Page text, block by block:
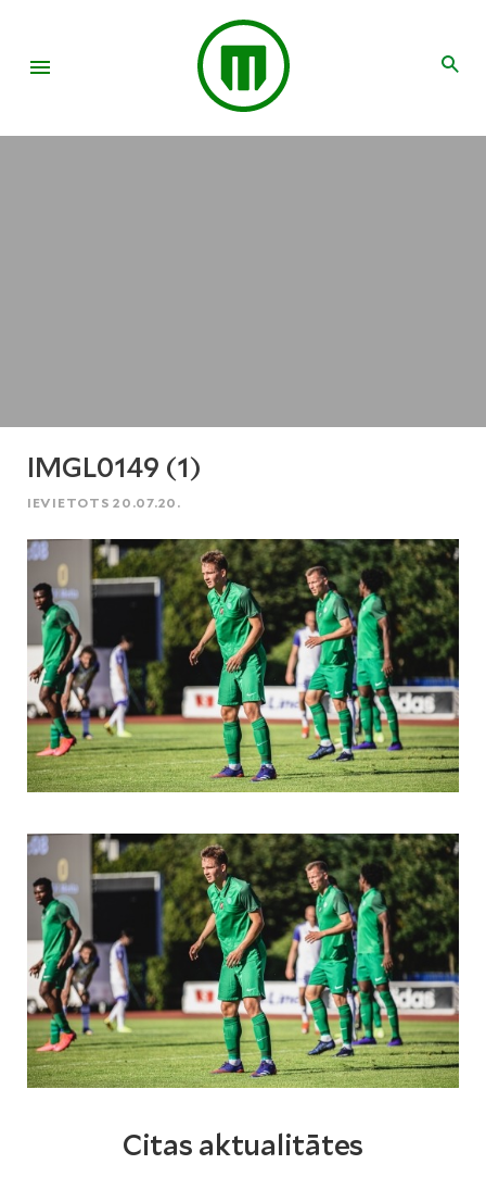
IMGL0149 (1)
IEVIETOTS 20.07.20.
Citas aktualitātes